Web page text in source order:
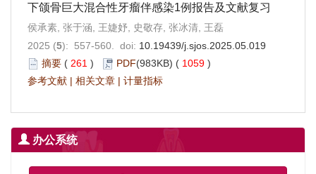
下颌骨巨大混合性牙瘤伴感染1例报告及文献复习
侯承素, 张于涵, 王婕妤, 史敬存, 张冰清, 王磊
2025 (5): 557-560. doi: 10.19439/j.sjos.2025.05.019
摘要 ( 261 ) PDF(983KB) ( 1059 )
参考文献 | 相关文章 | 计量指标
办公系统